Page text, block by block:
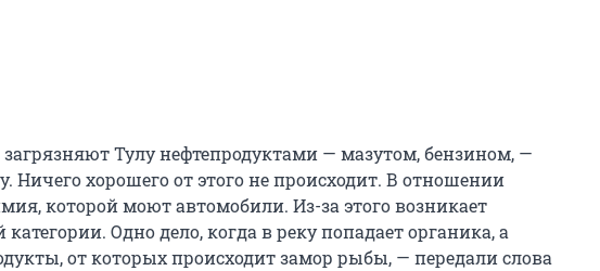
Тулу нефтепродуктами — мазутом, бензином, —
Ничего хорошего от этого не происходит. В отношении
которой моют автомобили. Из-за этого возникает
Одно дело, когда в реку попадает органика, а
от которых происходит замор рыбы, — передали слова